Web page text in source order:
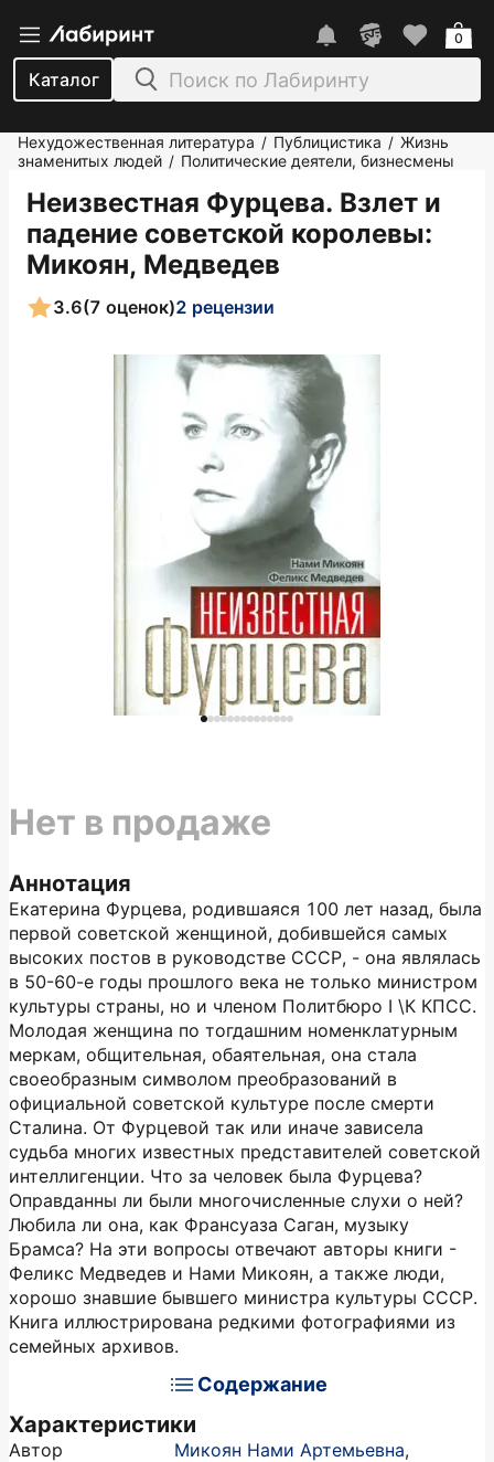
Каталог
0
Нехудожественная литература / Публицистика / Жизнь
знаменитых людей / Политические деятели, бизнесмены
Неизвестная Фурцева. Взлет и
падение советской королевы:
Микоян, Медведев
3.6(7 оценок)2 рецензии
Аннотация
Екатерина Фурцева, родившаяся 100 лет назад, была
первой советской женщиной, добившейся самых
высоких постов в руководстве СССР, - она являлась
в 50-60-е годы прошлого века не только министром
культуры страны, но и членом Политбюро I \К КПСС.
Молодая женщина по тогдашним номенклатурным
меркам, общительная, обаятельная, она стала
своеобразным символом преобразований в
официальной советской культуре после смерти
Сталина. От Фурцевой так или иначе зависела
судьба многих известных представителей советской
интеллигенции. Что за человек была Фурцева?
Оправданны ли были многочисленные слухи о ней?
Любила ли она, как Франсуаза Саган, музыку
Брамса? На эти вопросы отвечают авторы книги -
Феликс Медведев и Нами Микоян, а также люди,
хорошо знавшие бывшего министра культуры СССР.
Книга иллюстрирована редкими фотографиями из
семейных архивов.
Содержание
Характеристики
Автор Микоян Нами Артемьевна,
Нет в продаже